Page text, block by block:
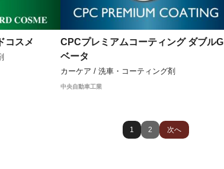
コスメ
CPCプレミアムコーティング ダブルG
ベータ
カーケア / 洗車・コーティング剤
中央自動車工業
1 2 次へ